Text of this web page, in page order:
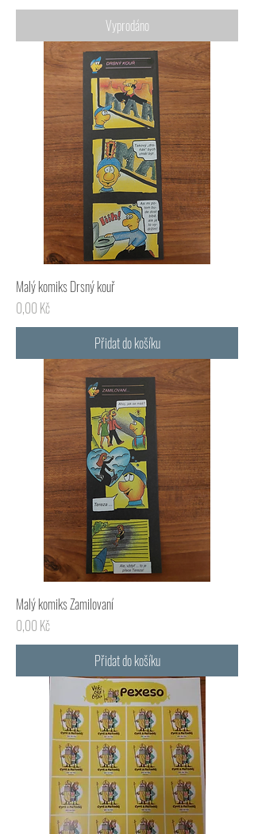
Vyprodáno
Malý komiks Drsný kouř
Cena
0,00 Kč
Přidat do košíku
Malý komiks Zamilovaní
Cena
0,00 Kč
Přidat do košíku